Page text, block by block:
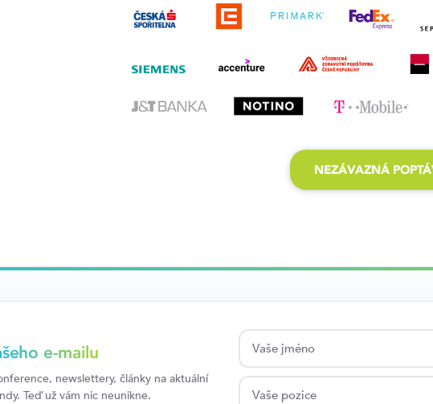
NEZÁVAZNÁ
e-mailu
newslettery, články na aktuální
Teď už vám nic neunikne.